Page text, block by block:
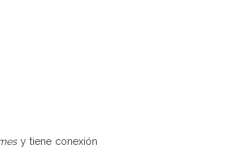
y tiene conexión